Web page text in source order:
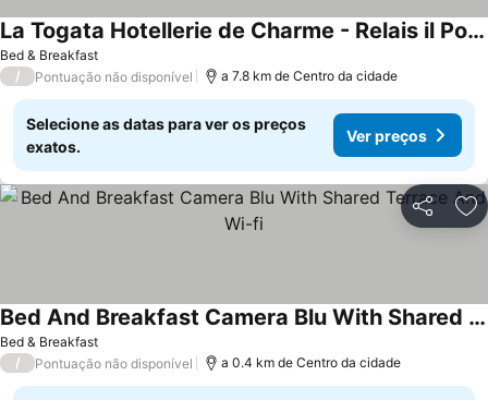
Bed & Breakfast
La Togata Hotellerie de Charme - Relais il Pozzo
Ver preços
/ Pontuação não disponível a 7.8 km de Centro da cidade
Selecione as datas para ver os preços
exatos.
Ver preços
Partilhar
Bed & Breakfast
Bed And Breakfast Camera Blu With Shared Terrace And Wi-fi
Ver preços
/ Pontuação não disponível a 0.4 km de Centro da cidade